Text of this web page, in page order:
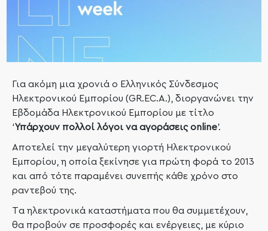
Για ακόμη μια χρονιά ο Ελληνικός Σύνδεσμος
Ηλεκτρονικού Εμπορίου (GR.EC.A.), διοργανώνει την
Εβδομάδα Ηλεκτρονικού Εμπορίου με τίτλο
‘Υπάρχουν πολλοί λόγοι να αγοράσειςonline’.
Αποτελεί την μεγαλύτερη γιορτή Ηλεκτρονικού
Εμπορίου, η οποία ξεκίνησε για πρώτη φορά το 2013
και από τότε παραμένει συνεπής κάθε χρόνο στο
ραντεβού της.
Tα ηλεκτρονικά καταστήματα που θα συμμετέχουν,
θα προβούν σε προσφορές και ενέργειες, με κύριο